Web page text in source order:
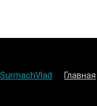
SurmachVlad Главная